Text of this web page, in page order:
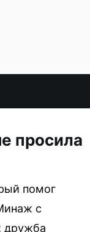
просила
помог
с
дружба